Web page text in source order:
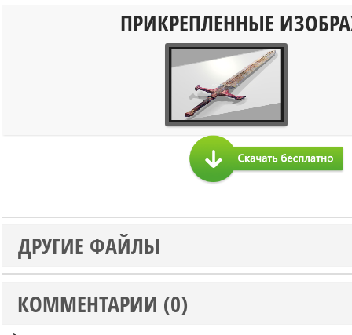
ПРИКРЕПЛЕННЫЕ
ДРУГИЕ ФАЙЛЫ
КОММЕНТАРИИ (0)